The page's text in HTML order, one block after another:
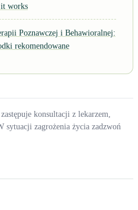
it works
Poznawczej i Behawioralnej:
rekomendowane
konsultacji z lekarzem,
sytuacji zagrożenia życia zadzwoń